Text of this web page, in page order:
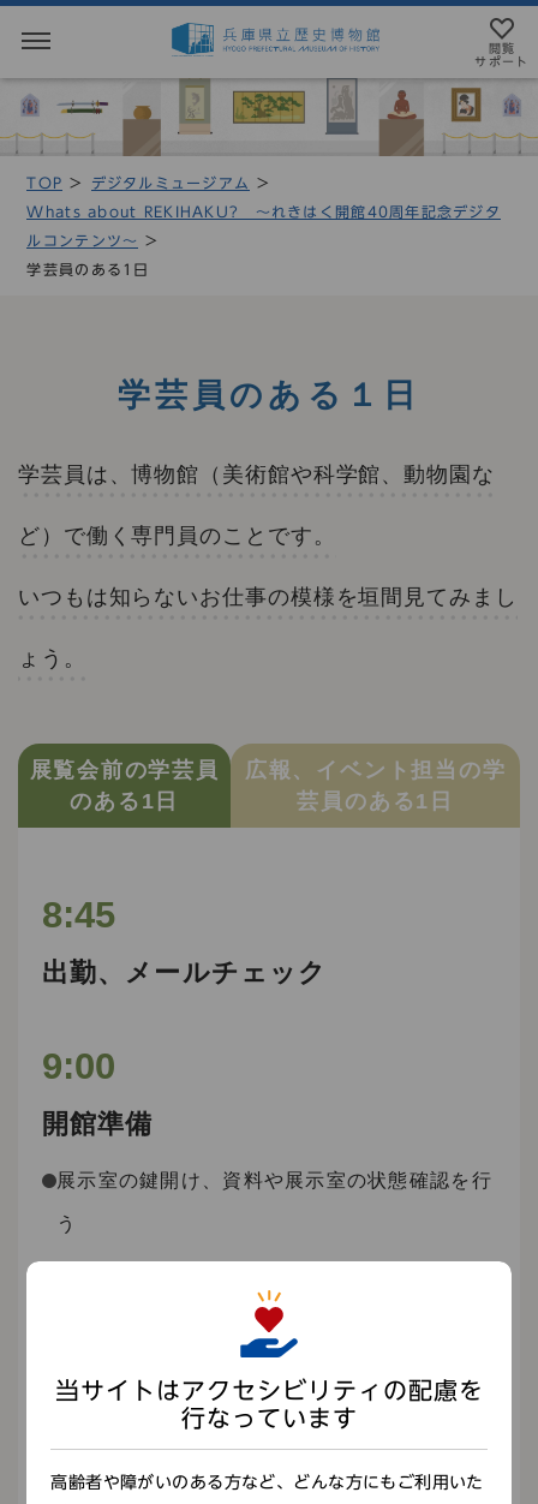
TOP
デジタルミュージアム
Whats about REKIHAKU? 〜れきはく開館40周年記念デジタ
ルコンテンツ〜
学芸員のある1日
学芸員のある１日
学芸員は、博物館（美術館や科学館、動物園な
ど）で働く専門員のことです。
いつもは知らないお仕事の模様を垣間見てみまし
ょう。
展覧会前の学芸員
のある1日
広報、イベント担当の学
芸員のある1日
8:45
出勤、メールチェック
9:00
開館準備
展示室の鍵開け、資料や展示室の状態確認を行
う
展覧会の展示作業
解説パネルの壁打ち
展示台の設置
博物館の施設情報や展覧会の情報を、情報サイ
トやフリーペーパーに掲載するため、原稿作成
当サイトはアクセシビリティの配慮を
行なっています
高齢者や障がいのある方など、どんな方にもご利用いた
閲覧
サポート
MENU
もよおし
コレクション
読む・調べる
新着情報
日本語
閲覧サポート
テキストにルビを振ることができます
音声読み上げについて
文字サイズ設定
カラー設定
標準 青 黒 黄